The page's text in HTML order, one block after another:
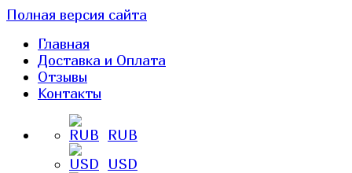
Полная версия сайта
Главная
Доставка и Оплата
Отзывы
Контакты
RUB
USD